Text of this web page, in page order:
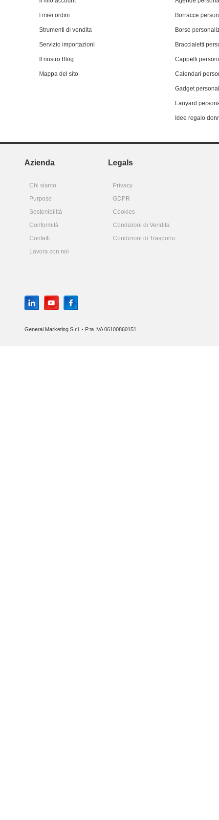
I miei ordini
Strumenti di vendita
Servizio importazioni
Il nostro Blog
Mappa del sito
Borracce
Borse
Braccialetti
Cappelli
Calendari
Gadget
Lanyard
Idee regalo
Azienda Legals
Chi siamo
Privacy
Purpose
GDPR
Sostenibilità
Cookies
Conformità
Condizioni di Vendita
Contatti
Condizioni di Trasporto
Lavora con noi
General Marketing S.r.l. - P.ta IVA 06100860151